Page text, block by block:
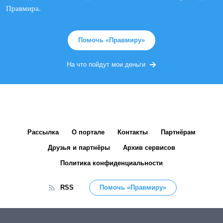
Правмира.
Помочь «Правмиру»
На что пойдут мои деньги
Рассылка О портале Контакты Партнёрам
Друзья и партнёры Архив сервисов
Политика конфиденциальности
RSS Помочь «Правмиру»